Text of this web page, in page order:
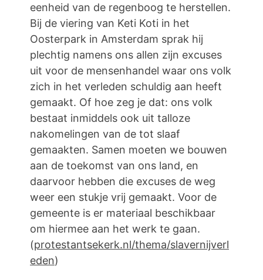
eenheid van de regenboog te herstellen.
Bij de viering van Keti Koti in het
Oosterpark in Amsterdam sprak hij
plechtig namens ons allen zijn excuses
uit voor de mensenhandel waar ons volk
zich in het verleden schuldig aan heeft
gemaakt. Of hoe zeg je dat: ons volk
bestaat inmiddels ook uit talloze
nakomelingen van de tot slaaf
gemaakten. Samen moeten we bouwen
aan de toekomst van ons land, en
daarvoor hebben die excuses de weg
weer een stukje vrij gemaakt. Voor de
gemeente is er materiaal beschikbaar
om hiermee aan het werk te gaan.
(protestantsekerk.nl/thema/slavernijverl
eden)